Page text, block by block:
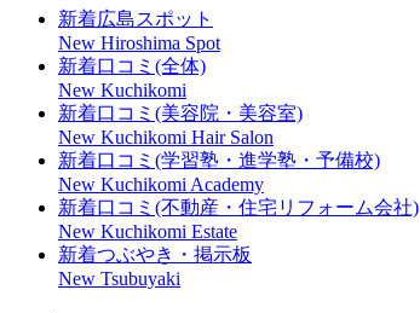
新着広島スポット
New Hiroshima Spot
新着口コミ(全体)
New Kuchikomi
新着口コミ(美容院・美容室)
New Kuchikomi Hair Salon
新着口コミ(学習塾・進学塾・予備校)
New Kuchikomi Academy
新着口コミ(不動産・住宅リフォーム会社)
New Kuchikomi Estate
新着つぶやき・掲示板
New Tsubuyaki